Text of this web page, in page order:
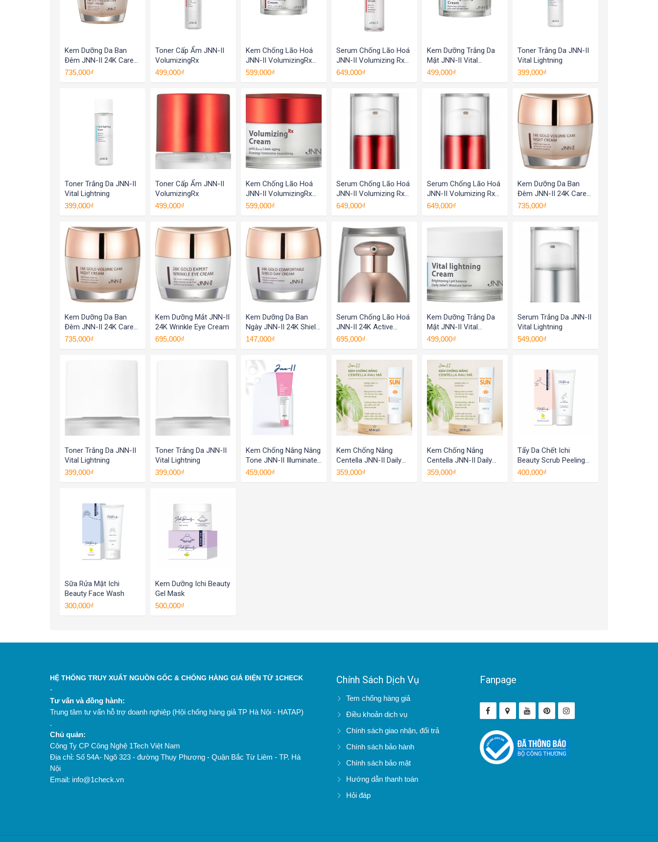
Kem Dưỡng Da Ban
Đêm JNN-II 24K Care
Night Cream
735,000₫
Toner Cấp Ẩm JNN-II
VolumizingRx
499,000₫
Kem Chống Lão Hoá
JNN-II VolumizingRx
Anti-Aging Cream
599,000₫
Serum Chống Lão Hoá
JNN-II Volumizing Rx
Serum
649,000₫
Kem Dưỡng Trắng Da
Mặt JNN-II Vital
Lightning Cream
499,000₫
Toner Trắng Da JNN-II
Vital Lightning
399,000₫
Toner Trắng Da JNN-II
Vital Lightning
399,000₫
Toner Cấp Ẩm JNN-II
VolumizingRx
499,000₫
Kem Chống Lão Hoá
JNN-II VolumizingRx
Anti-Aging Cream
599,000₫
Serum Chống Lão Hoá
JNN-II Volumizing Rx
Serum
649,000₫
Serum Chống Lão Hoá
JNN-II Volumizing Rx
Serum
649,000₫
Kem Dưỡng Da Ban
Đêm JNN-II 24K Care
Night Cream
735,000₫
Kem Dưỡng Da Ban
Đêm JNN-II 24K Care
Night Cream
735,000₫
Kem Dưỡng Mắt JNN-II
24K Wrinkle Eye Cream
695,000₫
Kem Dưỡng Da Ban
Ngày JNN-II 24K Shield
Day Cream
147,000₫
Serum Chống Lão Hoá
JNN-II 24K Active
Serum
695,000₫
Kem Dưỡng Trắng Da
Mặt JNN-II Vital
Lightning Cream
499,000₫
Serum Trắng Da JNN-II
Vital Lightning
549,000₫
Toner Trắng Da JNN-II
Vital Lightning
399,000₫
Toner Trắng Da JNN-II
Vital Lightning
399,000₫
Kem Chống Nắng Nâng
Tone JNN-II Illuminate
Tone Up Cream Hàn
459,000₫
Kem Chống Nắng
Centella JNN-II Daily
Velvet Sun Cream
359,000₫
Kem Chống Nắng
Centella JNN-II Daily
Velvet Sun Cream
359,000₫
Tẩy Da Chết Ichi
Beauty Scrub Peeling
Gel
400,000₫
Sữa Rửa Mặt Ichi
Beauty Face Wash
300,000₫
Kem Dưỡng Ichi Beauty
Gel Mask
500,000₫
HỆ THỐNG TRUY XUẤT NGUỒN GỐC & CHỐNG HÀNG GIẢ ĐIỆN TỬ 1CHECK
-
Tư vấn và đồng hành:
Trung tâm tư vấn hỗ trợ doanh nghiệp (Hội chống hàng giả TP Hà Nội - HATAP)
.
Chủ quản:
Công Ty CP Công Nghệ 1Tech Việt Nam
Địa chỉ: Số 54A- Ngõ 323 - đường Thụy Phương - Quận Bắc Từ Liêm - TP. Hà
Nội
Email: info@1check.vn
Chính Sách Dịch Vụ
Tem chống hàng giả
Điều khoản dịch vụ
Chính sách giao nhận, đổi trả
Chính sách bảo hành
Chính sách bảo mật
Hướng dẫn thanh toán
Hỏi đáp
Fanpage